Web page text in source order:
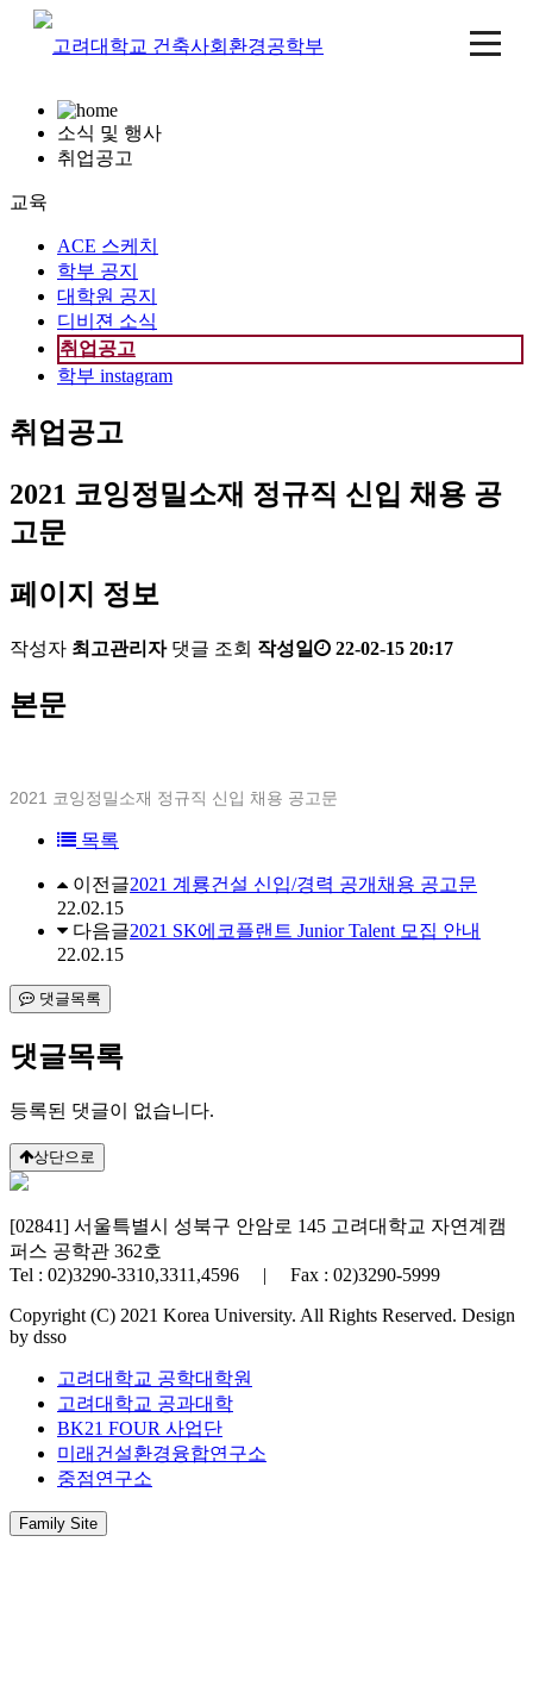
소식 및 행사
취업공고
교육
ACE 스케치
학부 공지
대학원 공지
디비젼 소식
취업공고
학부 instagram
취업공고
2021 코잉정밀소재 정규직 신입 채용 공
고문
페이지 정보
작성자 최고관리자 댓글 조회 작성일 22-02-15 20:17
본문
2021 코잉정밀소재 정규직 신입 채용 공고문
목록
이전글2021 계룡건설 신입/경력 공개채용 공고문
22.02.15
다음글2021 SK에코플랜트 Junior Talent 모집 안내
22.02.15
댓글목록
댓글목록
등록된 댓글이 없습니다.
상단으로
[02841] 서울특별시 성북구 안암로 145 고려대학교 자연계캠
퍼스 공학관 362호
Tel : 02)3290-3310,3311,4596 | Fax : 02)3290-5999
Copyright (C) 2021 Korea University. All Rights Reserved. Design
by dsso
고려대학교 공학대학원
고려대학교 공과대학
BK21 FOUR 사업단
미래건설환경융합연구소
중점연구소
Family Site